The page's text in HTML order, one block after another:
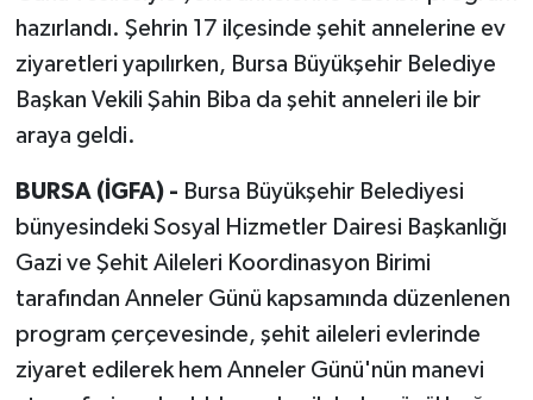
hazırlandı. Şehrin 17 ilçesinde şehit annelerine ev
ziyaretleri yapılırken, Bursa Büyükşehir Belediye
Başkan Vekili Şahin Biba da şehit anneleri ile bir
araya geldi.
BURSA (İGFA) - Bursa Büyükşehir Belediyesi
bünyesindeki Sosyal Hizmetler Dairesi Başkanlığı
Gazi ve Şehit Aileleri Koordinasyon Birimi
tarafından Anneler Günü kapsamında düzenlenen
program çerçevesinde, şehit aileleri evlerinde
ziyaret edilerek hem Anneler Günü'nün manevi